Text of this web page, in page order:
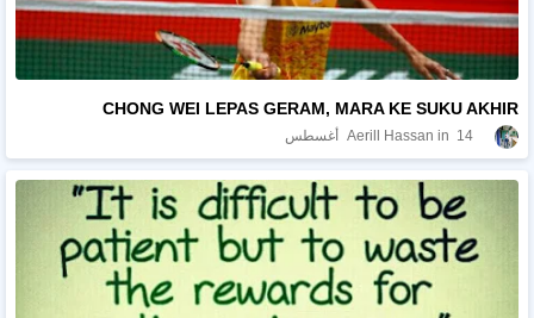
CHONG WEI LEPAS GERAM, MARA KE SUKU AKHIR
Aerill Hassan 14 أغسطس